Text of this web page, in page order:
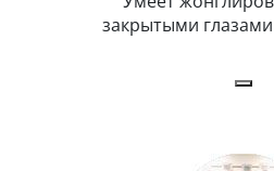
закрытыми